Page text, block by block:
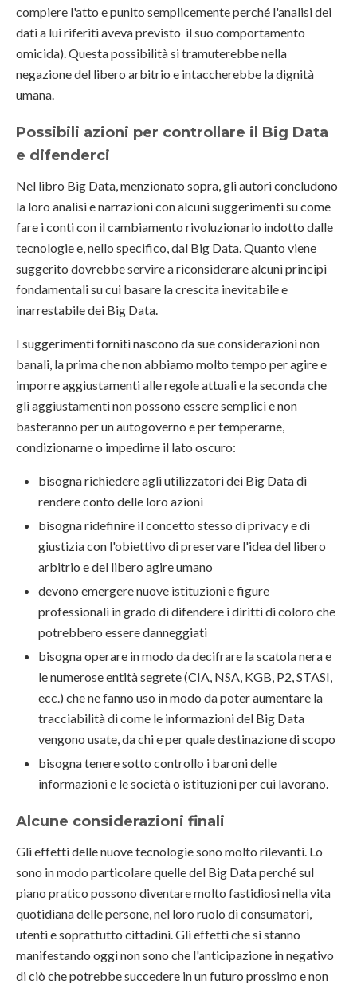
compiere l'atto e punito semplicemente perché l'analisi dei
dati a lui riferiti aveva previsto il suo comportamento
omicida). Questa possibilità si tramuterebbe nella
negazione del libero arbitrio e intaccherebbe la dignità
umana.
Possibili azioni per controllare il Big Data
e difenderci
Nel libro Big Data, menzionato sopra, gli autori concludono
la loro analisi e narrazioni con alcuni suggerimenti su come
fare i conti con il cambiamento rivoluzionario indotto dalle
tecnologie e, nello specifico, dal Big Data. Quanto viene
suggerito dovrebbe servire a riconsiderare alcuni principi
fondamentali su cui basare la crescita inevitabile e
inarrestabile dei Big Data.
I suggerimenti forniti nascono da sue considerazioni non
banali, la prima che non abbiamo molto tempo per agire e
imporre aggiustamenti alle regole attuali e la seconda che
gli aggiustamenti non possono essere semplici e non
basteranno per un autogoverno e per temperarne,
condizionarne o impedirne il lato oscuro:
bisogna richiedere agli utilizzatori dei Big Data di
rendere conto delle loro azioni
bisogna ridefinire il concetto stesso di privacy e di
giustizia con l'obiettivo di preservare l'idea del libero
arbitrio e del libero agire umano
devono emergere nuove istituzioni e figure
professionali in grado di difendere i diritti di coloro che
potrebbero essere danneggiati
bisogna operare in modo da decifrare la scatola nera e
le numerose entità segrete (CIA, NSA, KGB, P2, STASI,
ecc.) che ne fanno uso in modo da poter aumentare la
tracciabilità di come le informazioni del Big Data
vengono usate, da chi e per quale destinazione di scopo
bisogna tenere sotto controllo i baroni delle
informazioni e le società o istituzioni per cui lavorano.
Alcune considerazioni finali
Gli effetti delle nuove tecnologie sono molto rilevanti. Lo
sono in modo particolare quelle del Big Data perché sul
piano pratico possono diventare molto fastidiosi nella vita
quotidiana delle persone, nel loro ruolo di consumatori,
utenti e soprattutto cittadini. Gli effetti che si stanno
manifestando oggi non sono che l'anticipazione in negativo
di ciò che potrebbe succedere in un futuro prossimo e non